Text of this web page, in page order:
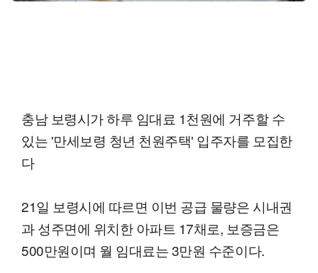
충남 보령시가 하루 임대료 1천원에 거주할 수
있는 '만세보령 청년 천원주택' 입주자를 모집한
다
21일 보령시에 따르면 이번 공급 물량은 시내권
과 성주면에 위치한 아파트 17채로, 보증금은
500만원이며 월 임대료는 3만원 수준이다.